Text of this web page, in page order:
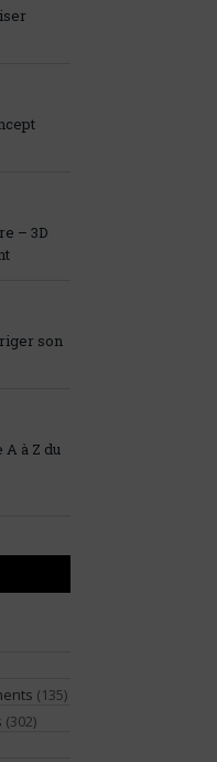
– 3D
son
à Z du
(135)
(302)